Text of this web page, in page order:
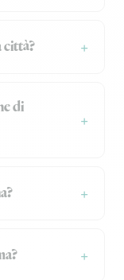
città?
di